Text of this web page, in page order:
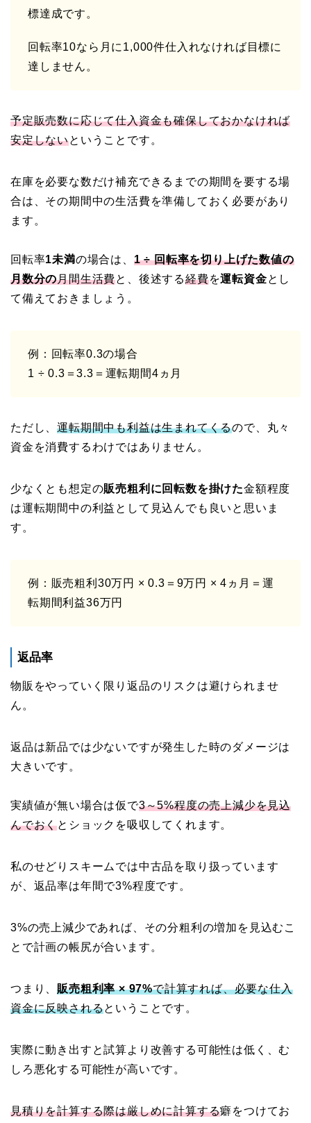
標達成です。
回転率10なら月に1,000件仕入れなければ目標に
達しません。
予定販売数に応じて仕入資金も確保しておかなければ
安定しないということです。
在庫を必要な数だけ補充できるまでの期間を要する場
合は、その期間中の生活費を準備しておく必要があり
ます。
回転率1未満の場合は、 1 ÷ 回転率を切り上げた数値の
月数分の月間生活費と、後述する経費を運転資金とし
て備えておきましょう。
例：回転率0.3の場合
1 ÷ 0.3＝3.3＝運転期間4ヵ月
ただし、運転期間中も利益は生まれてくるので、丸々
資金を消費するわけではありません。
少なくとも想定の販売粗利に回転数を掛けた金額程度
は運転期間中の利益として見込んでも良いと思いま
す。
例：販売粗利30万円 × 0.3＝9万円 × 4ヵ月＝運
転期間利益36万円
返品率
物販をやっていく限り返品のリスクは避けられませ
ん。
返品は新品では少ないですが発生した時のダメージは
大きいです。
実績値が無い場合は仮で3～5%程度の売上減少を見込
んでおくとショックを吸収してくれます。
私のせどりスキームでは中古品を取り扱っています
が、返品率は年間で3%程度です。
3%の売上減少であれば、その分粗利の増加を見込むこ
とで計画の帳尻が合います。
つまり、販売粗利率 × 97%で計算すれば、必要な仕入
資金に反映されるということです。
実際に動き出すと試算より改善する可能性は低く、む
しろ悪化する可能性が高いです。
見積りを計算する際は厳しめに計算する癖をつけてお